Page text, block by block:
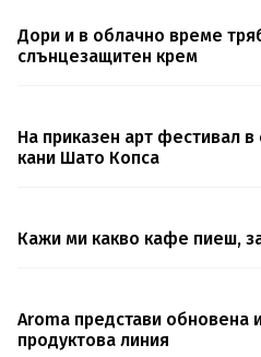
Дори и в облачно време
слънцезащитен крем
На приказен арт фестивал
кани Шато Копса
Кажи ми какво кафе пиеш,
Aroma представи обновена
продуктова линия